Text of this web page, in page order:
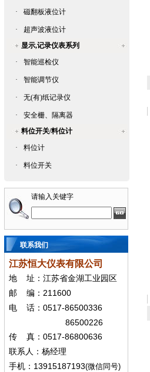
· 磁翻板液位计
·
超声波液位计
显示,记录仪表系列
·
智能巡检仪
· 智能调节仪
· 无(有)纸记录仪
·
安全栅、隔离器
料位开关/料位计
·
料位计
· 料位开关
请输入关键字
联系我们
江苏恒大仪表有限公司
地
址：江苏省金湖工业园区
邮
编： 211600
电 话： 0517-86500336
86500226
传 真： 0517-86800636
联系人：杨经理
手机 ： 13915187193(微信同号)